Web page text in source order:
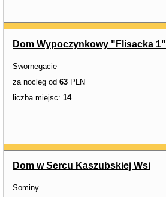
Dom Wypoczynkowy "Flisacka 1"
Swornegacie
za nocleg od 63 PLN
liczba miejsc: 14
Dom w Sercu Kaszubskiej Wsi
Sominy